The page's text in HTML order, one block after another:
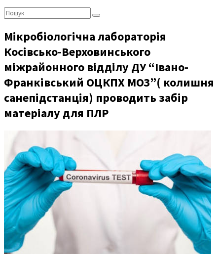
Пошук:
Мікробіологічна лабораторія
Косівсько-Верховинського
міжрайонного відділу ДУ “Івано-
Франківський ОЦКПХ МОЗ”( колишня
санепідстанція) проводить забір
матеріалу для ПЛР